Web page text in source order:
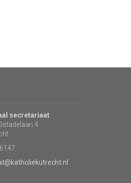
secretariaat
4